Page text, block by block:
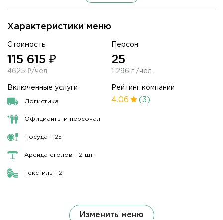
Характеристики меню
Стоимость
115 615 ₽
4625 ₽/чел
Персон
25
1 296 г./чел.
Включенные услуги
Логистика
Официанты и персонал
Посуда - 25
Аренда столов - 2 шт.
Текстиль - 2
Рейтинг компании
4.06 (3)
Изменить меню